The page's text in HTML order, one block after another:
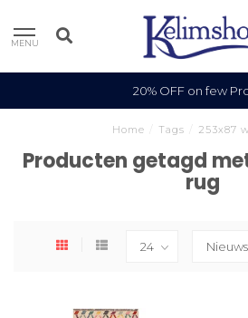
MENU
20% OFF on few
Home Tags 253x87
Producten getagd
rug